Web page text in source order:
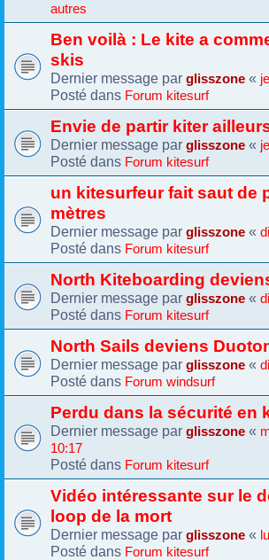
autres
Ben voilà : Le kite a
skis
Dernier message par glisszone «
Posté dans Forum kitesurf
Envie de partir kiter
Dernier message par glisszone «
Posté dans Forum kitesurf
un kitesurfeur fait saut de
mètres
Dernier message par glisszone «
Posté dans Forum kitesurf
North Kiteboarding
Dernier message par glisszone «
Posté dans Forum kitesurf
North Sails deviens
Dernier message par glisszone «
Posté dans Forum windsurf
Perdu dans la sécurité en
Dernier message par glisszone «
10:17
Posté dans Forum kitesurf
Vidéo intéressante sur le
loop de la mort
Dernier message par glisszone «
Posté dans Forum kitesurf